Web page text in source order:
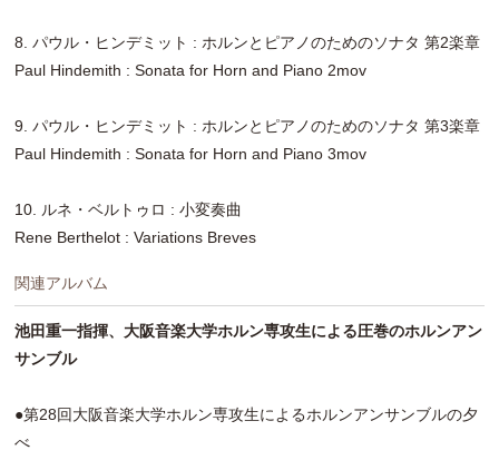
8. パウル・ヒンデミット : ホルンとピアノのためのソナタ 第2楽章
Paul Hindemith : Sonata for Horn and Piano 2mov
9. パウル・ヒンデミット : ホルンとピアノのためのソナタ 第3楽章
Paul Hindemith : Sonata for Horn and Piano 3mov
10. ルネ・ベルトゥロ : 小変奏曲
Rene Berthelot : Variations Breves
関連アルバム
池田重一指揮、大阪音楽大学ホルン専攻生による圧巻のホルンアン
サンブル
●第28回大阪音楽大学ホルン専攻生によるホルンアンサンブルの夕
べ